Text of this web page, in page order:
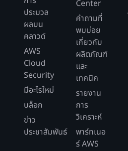
ประมวล
ผลบน
คลาวด์
AWS
Cloud
Security
มีอะไรใหม่
บล็อก
ข่าว
ประชาสัมพันธ์
Center
คำถามที่
พบบ่อย
เกี่ยวกับ
ผลิตภัณฑ์
และ
เทคนิค
รายงาน
การ
วิเคราะห์
พาร์ทเนอ
ร์ AWS